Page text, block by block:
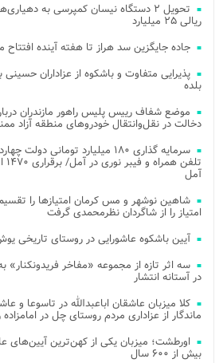
تحویل ۲ دستگاه نیسان کمپرسی به
ریالی ۲۵ میلیارد
جاده جایگزین سد هراز تا هفته آینده
بلده
موضع شفاف رییس پلیس راهور مازندران
دخالت در نقل‌وانتقال خودروهای منطقه آزاد
سرمایه گذاری ۱۸۰ میلیارد
آمل
شاهین نوشهر و مس کرمان امتیازها را
امتیاز را از شاگردان نظرمحمدی گرفت
آیین باشکوه عاشورایی در روستای تاریخی
سه اثر تازه از مجموعه «مفاخر فریدونکنار»
در آستانه انتشار
کلا میزبان عاشقان اباعبدالله در تاسوعا و
ماندگار از عزاداری مردم روستای چل در
اورطشت؛ میزبان یکی از کهن‌ترین آیین‌های
بیش از ۶۰۰ سال